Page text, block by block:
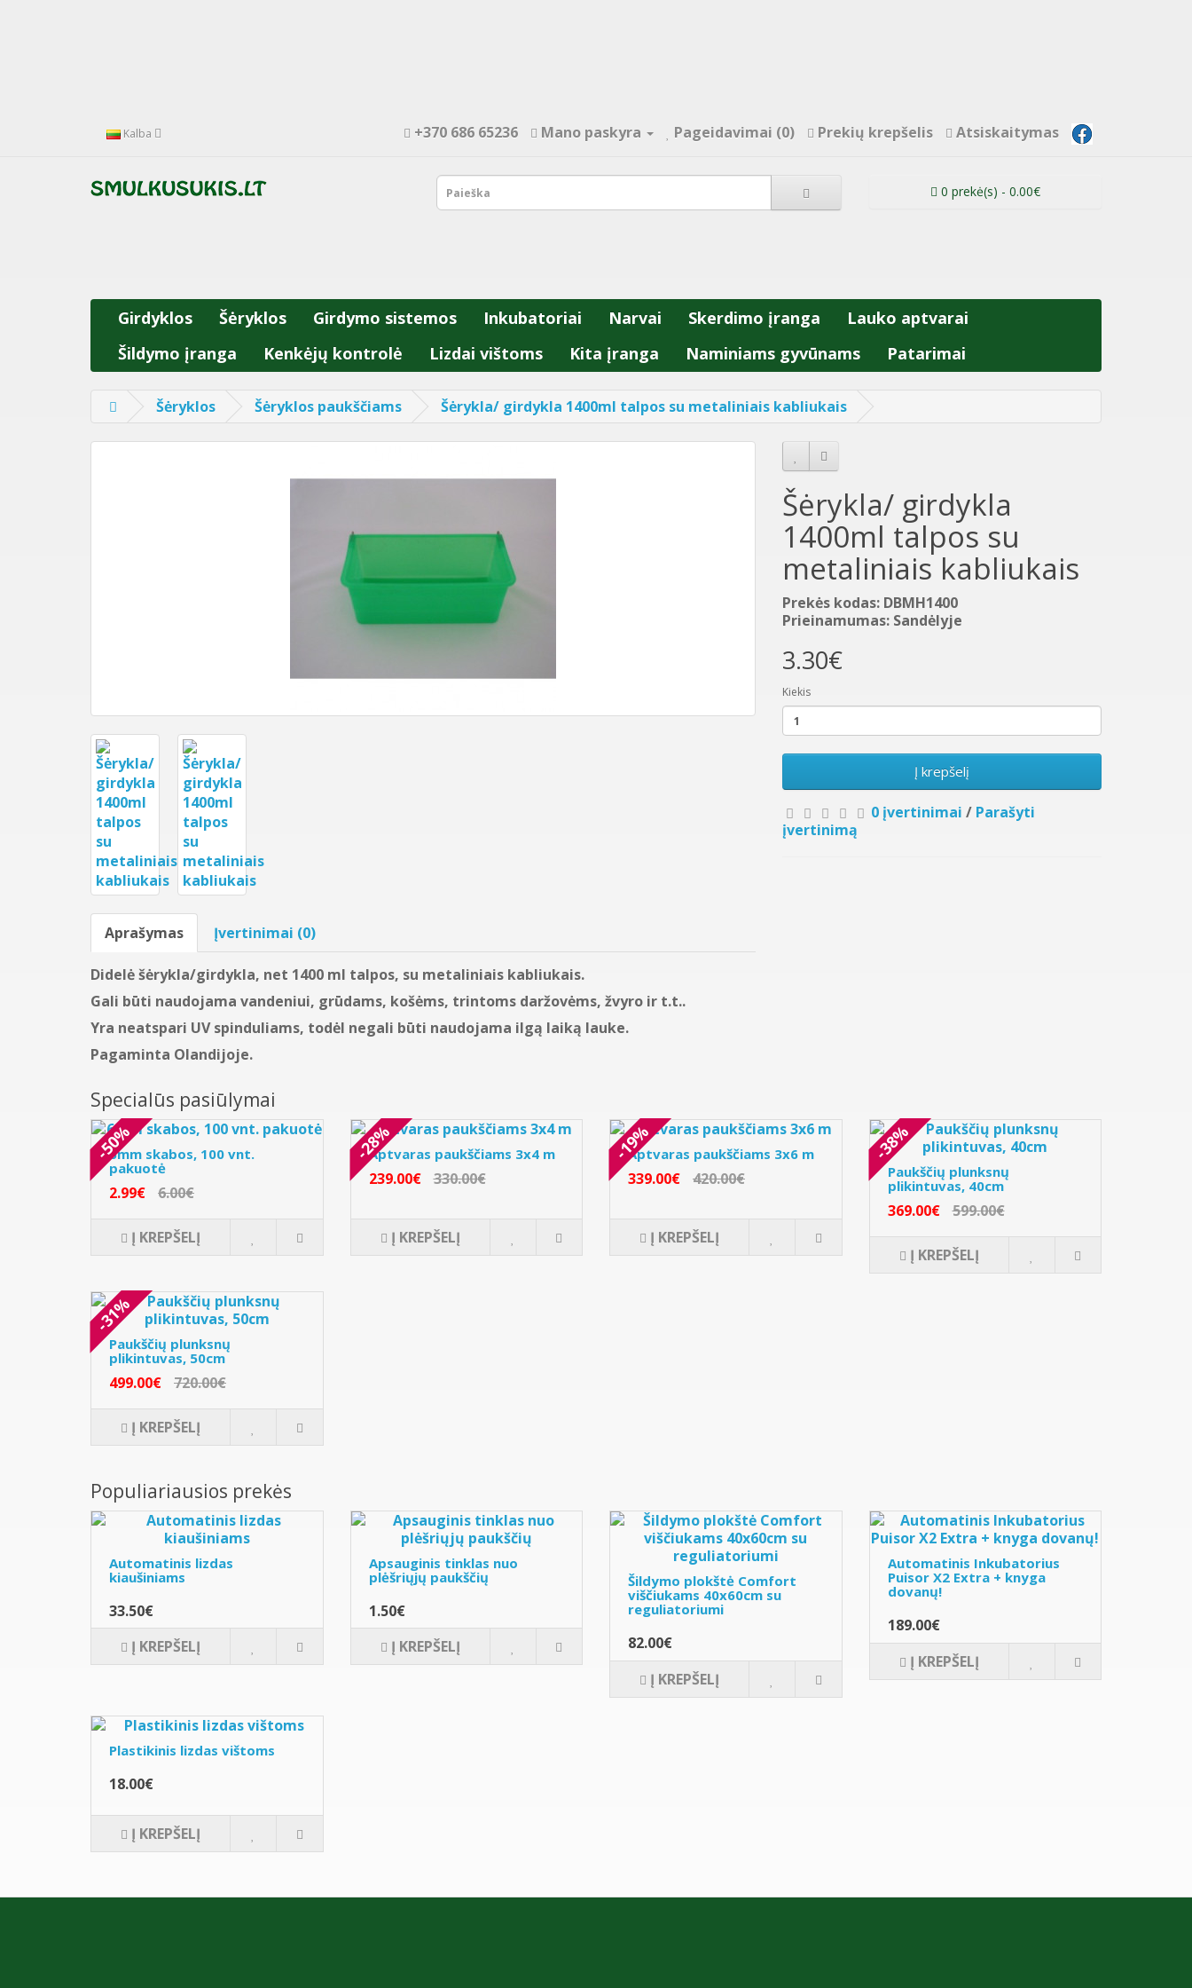
Kalba +370 686 65236 Mano paskyra Pageidavimai (0) Prekių krepšelis Atsiskaitymas
0 prekė(s) - 0.00€
Girdyklos Šėryklos Girdymo sistemos Inkubatoriai Narvai Skerdimo įranga
Lauko aptvarai
Šildymo įranga
Kenkėjų kontrolė Lizdai vištoms Kita įranga Naminiams gyvūnams Patarimai
Šėryklos Šėryklos paukščiams Šėrykla/ girdykla 1400ml talpos su metaliniais kabliukais
Aprašymas Įvertinimai (0)
Didelė šėrykla/girdykla, net 1400 ml talpos, su metaliniais kabliukais.
Gali būti naudojama vandeniui, grūdams, košėms, trintoms daržovėms, žvyro ir t.t..
Yra neatspari UV spinduliams, todėl negali būti naudojama ilgą laiką lauke.
Pagaminta Olandijoje.
Šėrykla/ girdykla
1400ml talpos su
metaliniais kabliukais
Prekės kodas: DBMH1400
Prieinamumas: Sandėlyje
3.30€
Kiekis
Į krepšelį
0 įvertinimai / Parašyti
įvertinimą
Specialūs pasiūlymai
-50%
6mm skabos, 100 vnt.
pakuotė
2.99€ 6.00€
Į KREPŠELĮ
-28%
Aptvaras paukščiams 3x4 m
239.00€ 330.00€
Į KREPŠELĮ
-19%
Aptvaras paukščiams 3x6 m
339.00€ 420.00€
Į KREPŠELĮ
-38%
Paukščių plunksnų
plikintuvas, 40cm
369.00€ 599.00€
Į KREPŠELĮ
-31%
Paukščių plunksnų
plikintuvas, 50cm
499.00€ 720.00€
Į KREPŠELĮ
Populiariausios prekės
Automatinis lizdas
kiaušiniams
33.50€
Į KREPŠELĮ
Apsauginis tinklas nuo
plėšriųjų paukščių
1.50€
Į KREPŠELĮ
Šildymo plokštė Comfort
viščiukams 40x60cm su
reguliatoriumi
82.00€
Į KREPŠELĮ
Automatinis Inkubatorius
Puisor X2 Extra + knyga
dovanų!
189.00€
Į KREPŠELĮ
Plastikinis lizdas vištoms
18.00€
Į KREPŠELĮ